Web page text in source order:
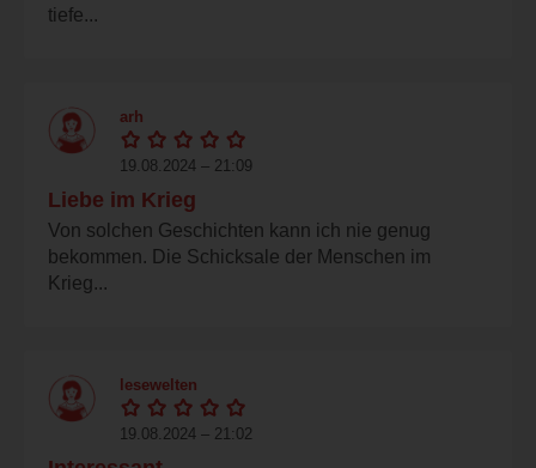
tiefe...
arh
19.08.2024 – 21:09
Liebe im Krieg
Von solchen Geschichten kann ich nie genug
bekommen. Die Schicksale der Menschen im
Krieg...
lesewelten
19.08.2024 – 21:02